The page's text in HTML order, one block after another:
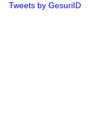
Tweets by GesuriID